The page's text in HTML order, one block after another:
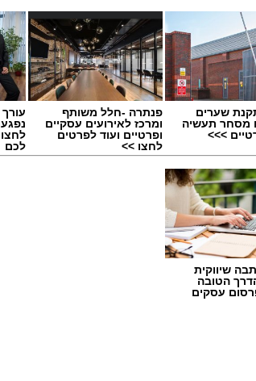
יידרש המועמד להוביל את תחום החינוך
מקצועי, לפתח תוכניות חינוכיות, ליצור אירועי
שערים
מסחר תעשיה
>>>
פנתרה -חלל משותף
ומרכז לאירועים עסקיים
ופרטיים ועוד לפרטים
לחצו >>
עורך
לכם
שיווקית
הטובה
עסקים